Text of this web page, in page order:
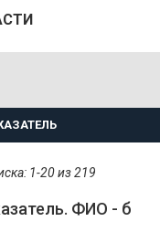
1-20 из 219
ФИО - б